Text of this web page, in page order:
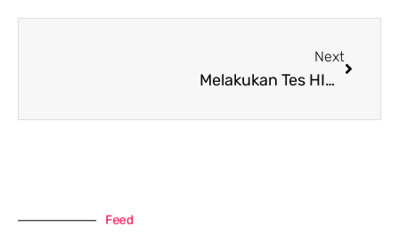
Next
Melakukan Tes HIV Secara Mandiri Menggunakan Tes Kit
Feed